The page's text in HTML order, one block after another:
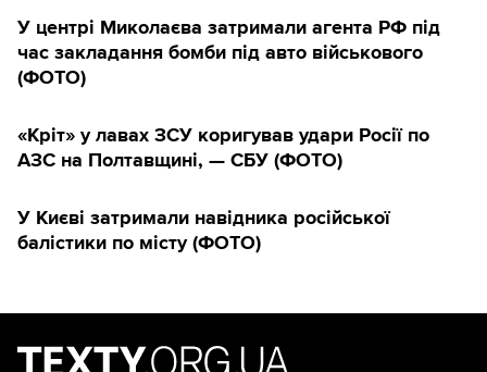
У центрі Миколаєва затримали агента РФ під
час закладання бомби під авто військового
(ФОТО)
«Кріт» у лавах ЗСУ коригував удари Росії по
АЗС на Полтавщині, — СБУ (ФОТО)
У Києві затримали навідника російської
балістики по місту (ФОТО)